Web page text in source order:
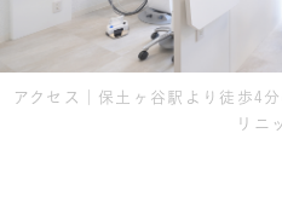
アクセス｜保土ヶ谷駅より徒歩4
リニ